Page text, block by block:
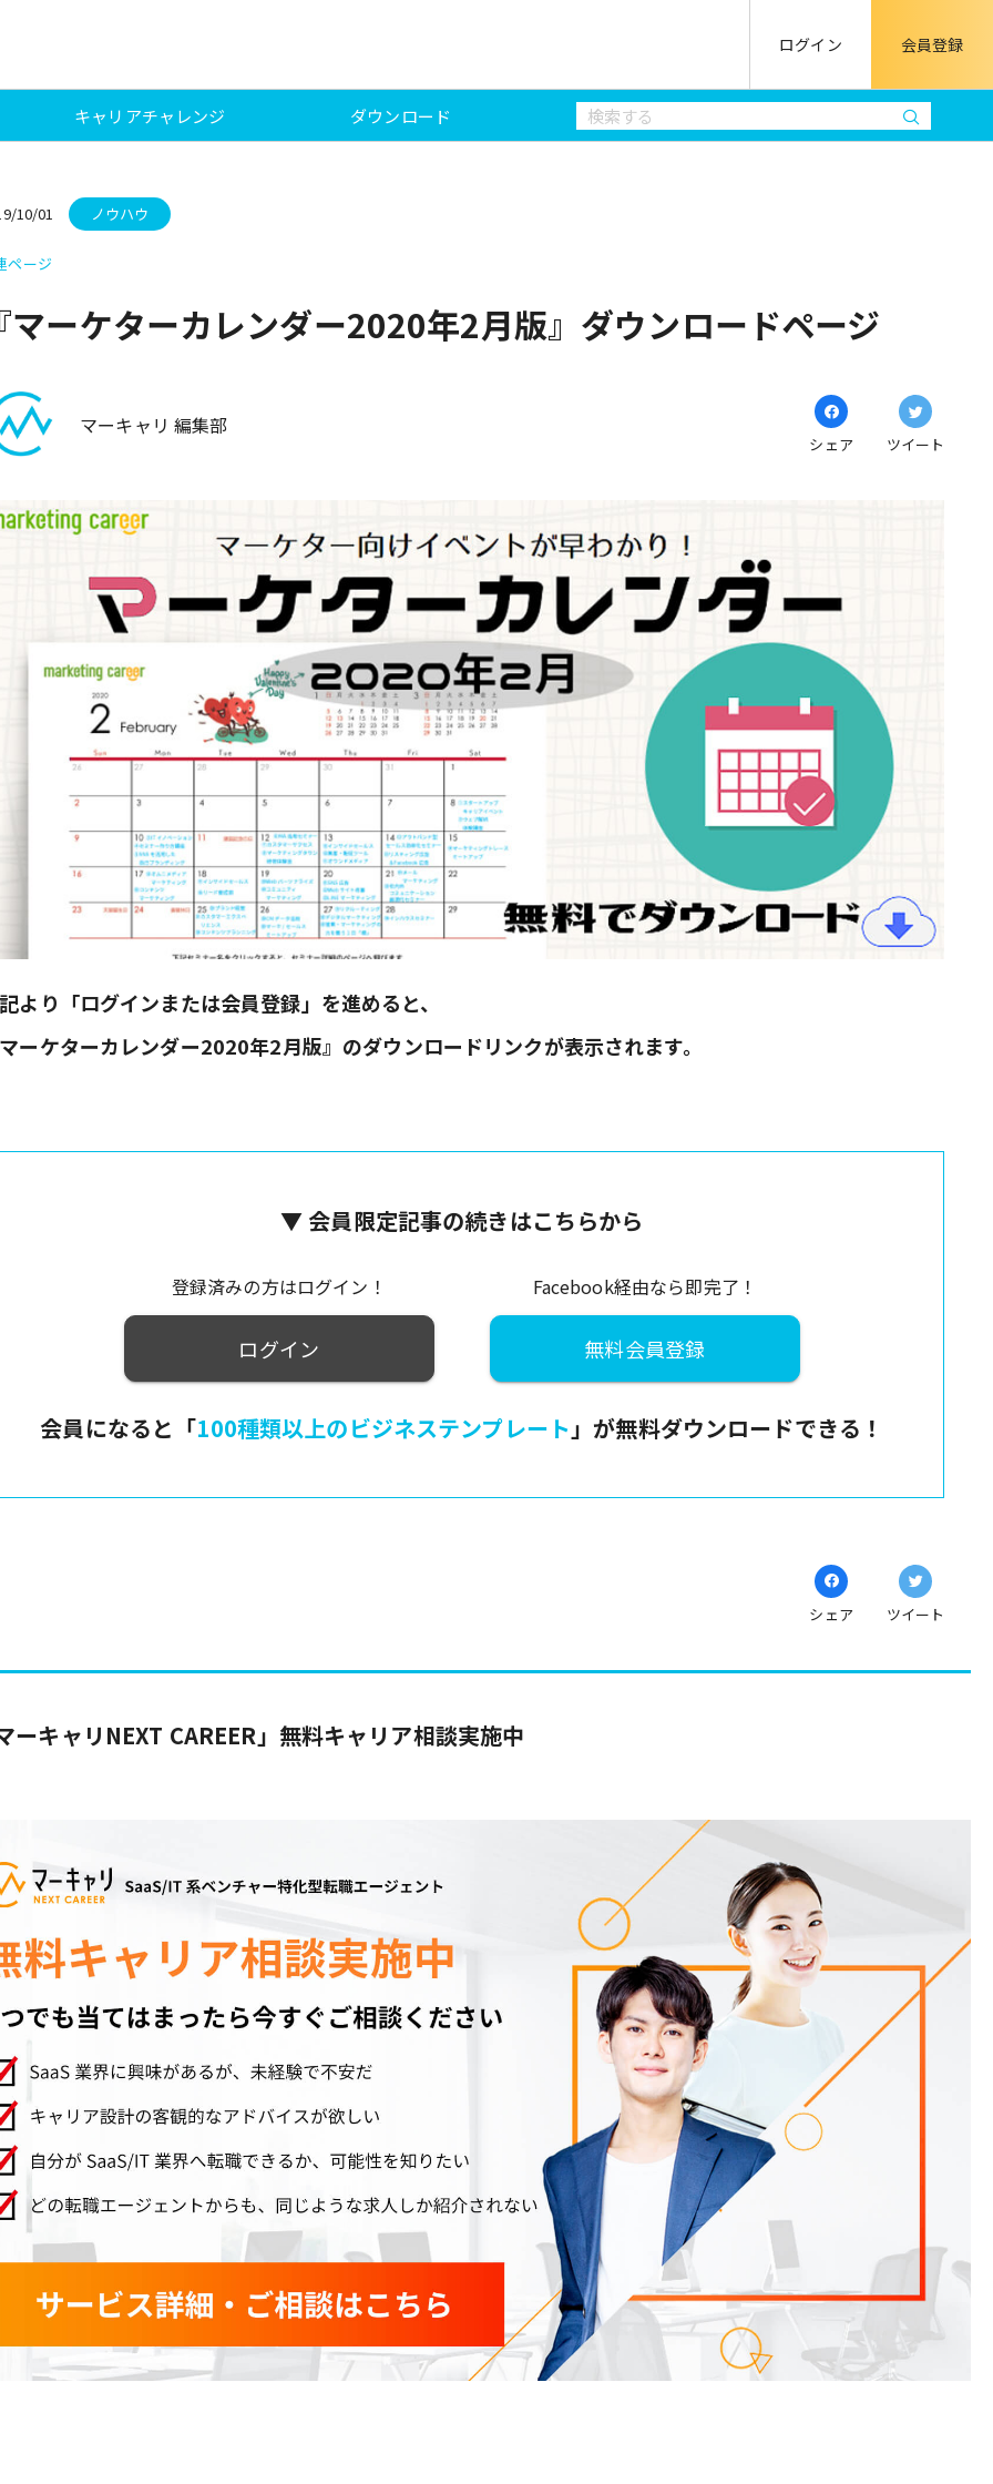
ログイン 会員登録
キャリアチャレンジ ダウンロード
10/01 ノウハウ
ページ
マーケターカレンダー2020年2月版』ダウンロードページ
マーキャリ 編集部
シェア ツイート
より「ログインまたは会員登録」 を進めると、
ーケターカレンダー2020年2月版』のダウンロードリンクが表示されます。
▼ 会員限定記事の続きはこちらから
登録済みの方はログイン！
ログイン
Facebook経由なら即完了！
無料会員登録
会員になると「100種類以上のビジネステンプレート」が無料ダウンロードできる！
シェア ツイート
ーキャリNEXT CAREER」無料キャリア相談実施中